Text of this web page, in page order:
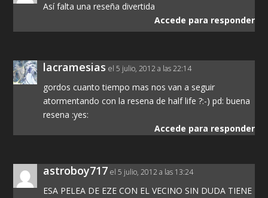
Así falta una reseña divertida
Accede para responder
lacramesias el 5 julio, 2012 a las 22:14
gordos cuanto tiempo mas nos van a seguir
atormentando con la resena de half life ?:-) pd: buena
resena :yes:
Accede para responder
astroboy717 el 5 julio, 2012 a las 13:24
ESA PELEA DE EZE CON EL VECINO SIN DUDA TIENE